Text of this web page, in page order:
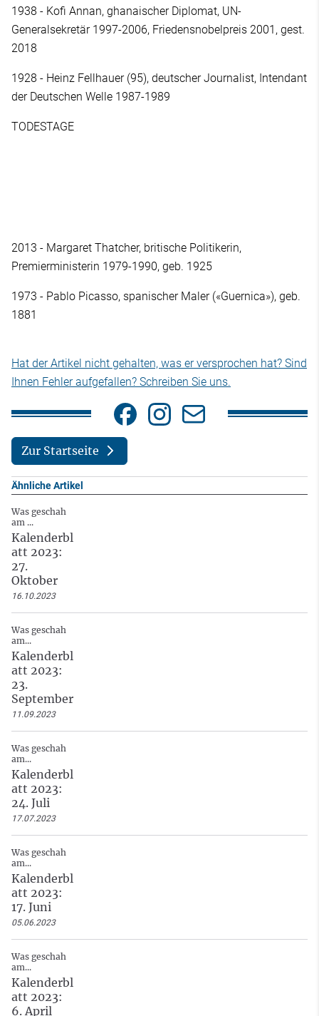
1938 - Kofi Annan, ghanaischer Diplomat, UN-
Generalsekretär 1997-2006, Friedensnobelpreis 2001, gest.
2018
1928 - Heinz Fellhauer (95), deutscher Journalist, Intendant
der Deutschen Welle 1987-1989
TODESTAGE
2013 - Margaret Thatcher, britische Politikerin,
Premierministerin 1979-1990, geb. 1925
1973 - Pablo Picasso, spanischer Maler («Guernica»), geb.
1881
Hat der Artikel nicht gehalten, was er versprochen hat? Sind
Ihnen Fehler aufgefallen? Schreiben Sie uns.
Zur Startseite
Ähnliche Artikel
Was geschah
am ...
Kalenderbl
att 2023:
27.
Oktober
16.10.2023
Was geschah
am...
Kalenderbl
att 2023:
23.
September
11.09.2023
Was geschah
am...
Kalenderbl
att 2023:
24. Juli
17.07.2023
Was geschah
am...
Kalenderbl
att 2023:
17. Juni
05.06.2023
Was geschah
am...
Kalenderbl
att 2023:
6. April